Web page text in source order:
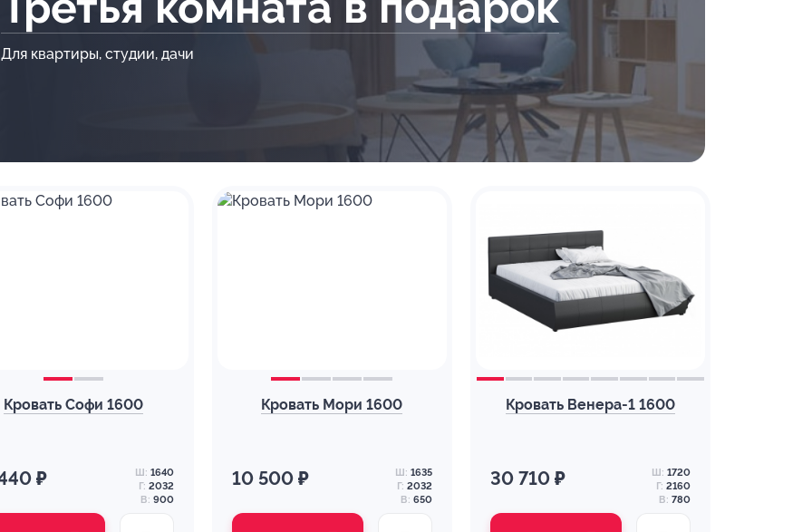
Для квартиры, студии, дачи
Кровать Софи 1600
₽ Ш: 1640
Г: 2032
В: 900
Кровать Мори 1600
10 500 ₽ Ш: 1635
Г: 2032
В: 650
Кровать Венера-1 1600
30 710 ₽ Ш: 1720
Г: 2160
В: 780